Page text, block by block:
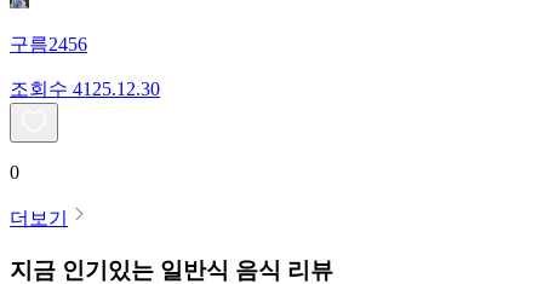
구름2456
조회수 41 25.12.30
0
더보기
지금 인기있는 일반식 음식 리뷰